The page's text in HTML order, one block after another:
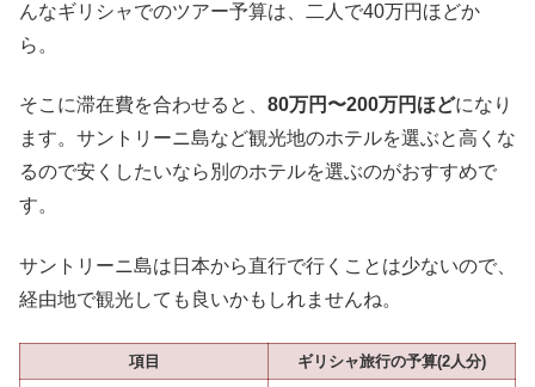
んなギリシャでのツアー予算は、二人で40万円ほどか
ら。
そこに滞在費を合わせると、 80万円〜200万円ほどになり
ます。サントリーニ島など観光地のホテルを選ぶと高くな
るので安くしたいなら別のホテルを選ぶのがおすすめで
す。
サントリーニ島は日本から直行で行くことは少ないので、
経由地で観光しても良いかもしれませんね。
項目
ギリシャ旅行の予算(2人分)